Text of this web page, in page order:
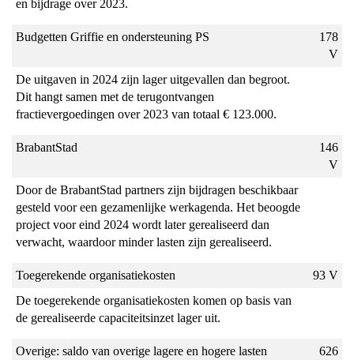
en bijdrage over 2023.
Budgetten Griffie en ondersteuning PS
178
V
De uitgaven in 2024 zijn lager uitgevallen dan begroot.
Dit hangt samen met de terugontvangen
fractievergoedingen over 2023 van totaal € 123.000.
BrabantStad
146
V
Door de BrabantStad partners zijn bijdragen beschikbaar
gesteld voor een gezamenlijke werkagenda. Het beoogde
project voor eind 2024 wordt later gerealiseerd dan
verwacht, waardoor minder lasten zijn gerealiseerd.
Toegerekende organisatiekosten
93 V
De toegerekende organisatiekosten komen op basis van
de gerealiseerde capaciteitsinzet lager uit.
Overige: saldo van overige lagere en hogere lasten
626